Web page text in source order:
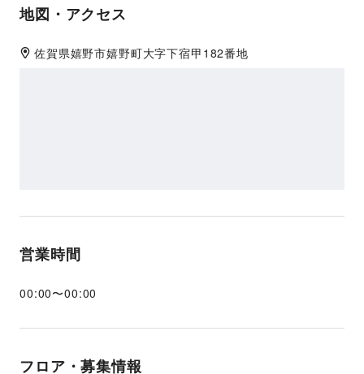
地図・アクセス
佐賀県嬉野市嬉野町大字下宿甲182番地
営業時間
00:00〜00:00
フロア・募集情報